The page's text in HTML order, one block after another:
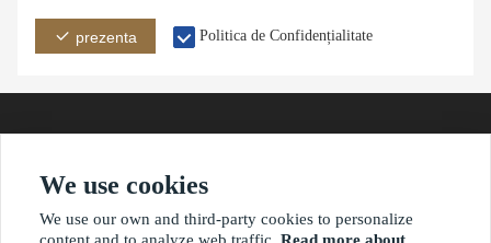
prezenta Politica de Confidențialitate
adresă
We use cookies
We use our own and third-party cookies to personalize